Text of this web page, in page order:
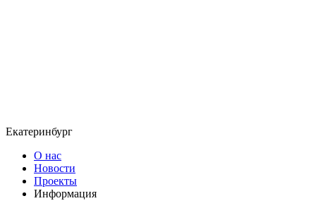
Екатеринбург
О нас
Новости
Проекты
Информация